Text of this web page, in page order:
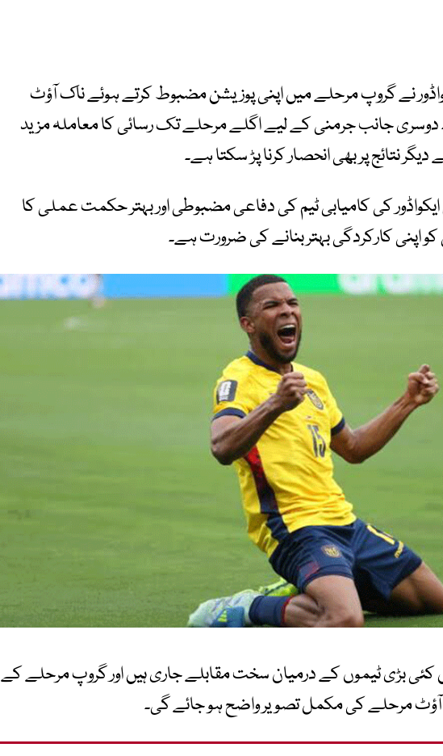
نے گروپ مرحلے میں اپنی پوزیشن مضبوط کرتے ہوئے ناک آؤٹ
دوسری جانب جرمنی کے لیے اگلے مرحلے تک رسائی کا معاملہ مزید
نتائج پر بھی انحصار کرنا پڑ سکتا ہے۔
کی کامیابی ٹیم کی دفاعی مضبوطی اور بہتر حکمت عملی کا
اپنی کارکردگی بہتر بنانے کی ضرورت ہے۔
ورلڈ کپ 2026 میں کئی بڑی ٹیموں کے درمیان سخت مقابلے جاری ہیں اور گروپ مرحلے کے
مرحلے کی مکمل تصویر واضح ہو جائے گی۔